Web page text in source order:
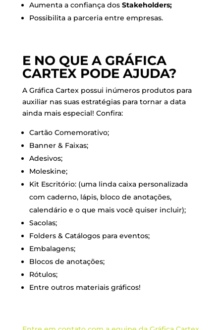
Aumenta a confiança dos Stakeholders;
Possibilita a parceria entre empresas.
E NO QUE A GRÁFICA
CARTEX PODE AJUDA?
A Gráfica Cartex possui inúmeros produtos para
auxiliar nas suas estratégias para tornar a data
ainda mais especial! Confira:
Cartão Comemorativo;
Banner & Faixas;
Adesivos;
Moleskine;
Kit Escritório: (uma linda caixa personalizada
com caderno, lápis, bloco de anotações,
calendário e o que mais você quiser incluir);
Sacolas;
Folders & Catálogos para eventos;
Embalagens;
Blocos de anotações;
Rótulos;
Entre outros materiais gráficos!